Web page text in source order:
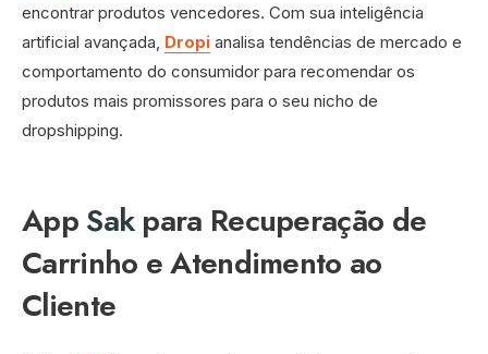
encontrar produtos vencedores. Com sua inteligência
artificial avançada, Dropi analisa tendências de mercado e
comportamento do consumidor para recomendar os
produtos mais promissores para o seu nicho de
dropshipping.
AppSakpara Recuperação de
Carrinho e Atendimento ao
Cliente